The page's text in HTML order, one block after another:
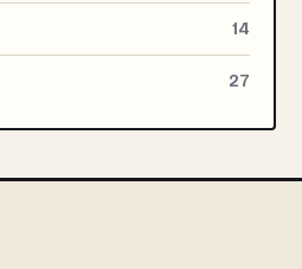
14
27